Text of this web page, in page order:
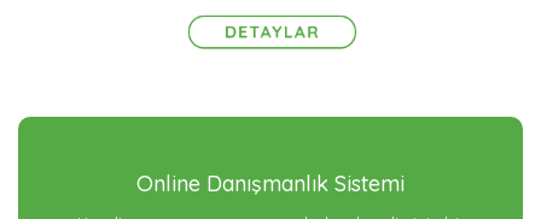
Online Danışmanlık Sistemi